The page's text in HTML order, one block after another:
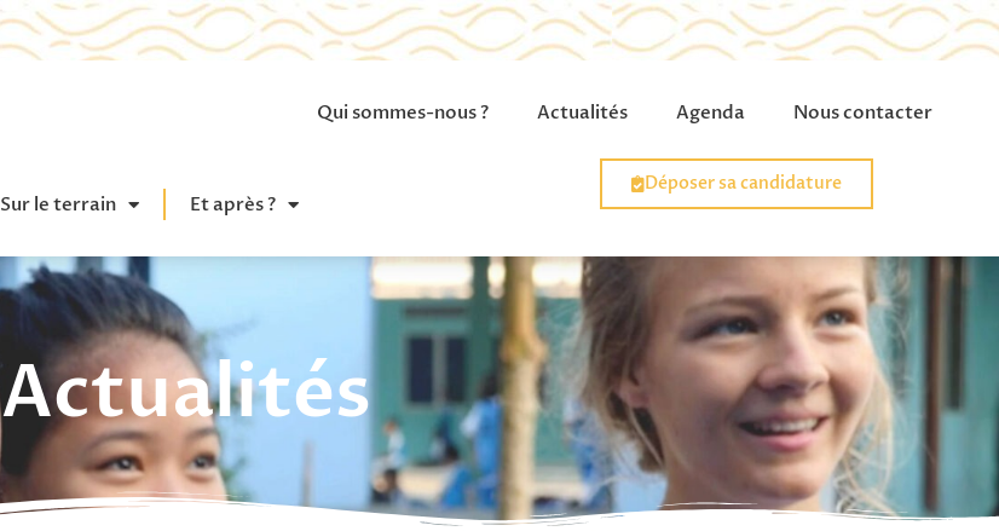
Qui sommes-nous ? Actualités Agenda Nous contacter
Sur le terrain Et après ?
Déposer sa candidature
Actualités